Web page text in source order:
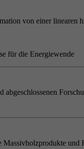
von einer linearen
für die Energiewende